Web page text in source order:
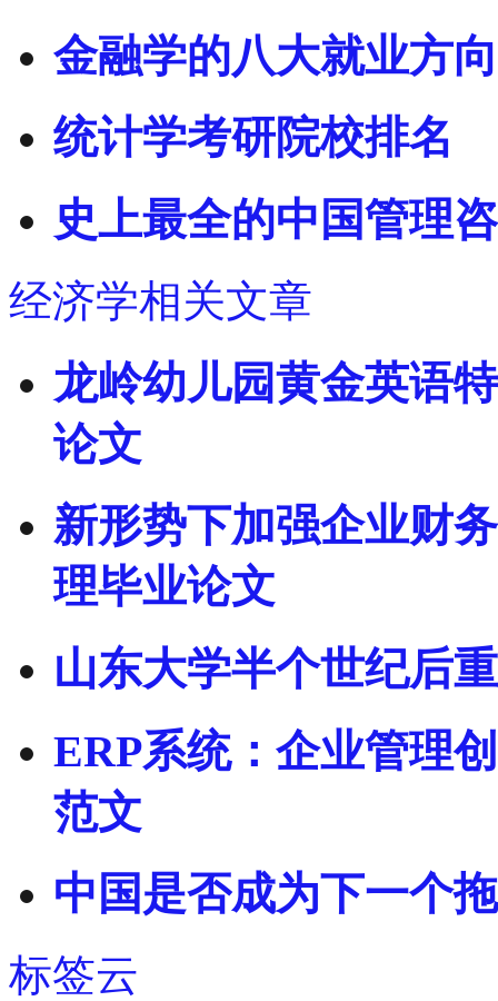
金融学的八大就业方
统计学考研院校排名
史上最全的中国管理
经济学相关文章
龙岭幼儿园黄金英语
论文
新形势下加强企业财
理毕业论文
山东大学半个世纪后
ERP系统：企业管理
范文
中国是否成为下一个
标签云